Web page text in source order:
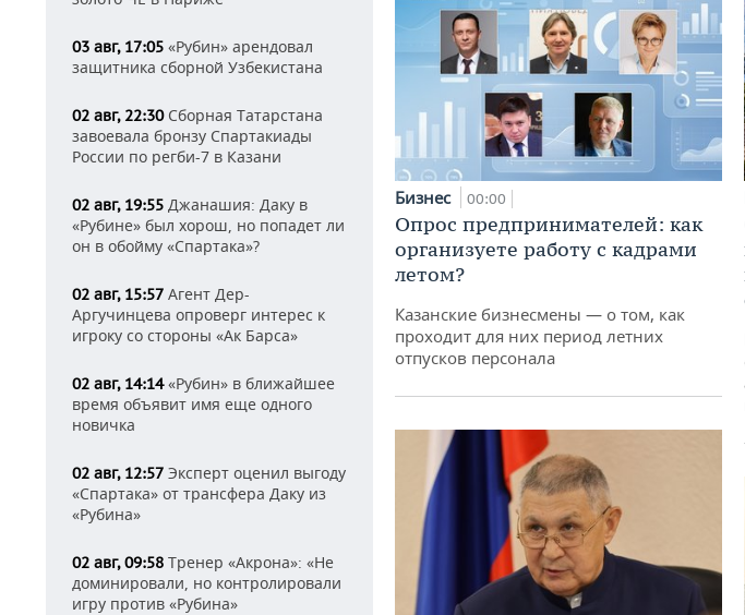
03 авг, 17:05 «Рубин» арендовал
защитника сборной Узбекистана
02 авг, 22:30Сборная Татарстана
завоевала бронзу Спартакиады
России по регби-7 в Казани
02 авг, 19:55 Джанашия: Даку в
«Рубине» был хорош, но попадет ли
он в обойму «Спартака»?
02 авг, 15:57 Агент Дер-
Аргучинцева опроверг интерес к
игроку со стороны «Ак Барса»
02 авг, 14:14«Рубин» в ближайшее
время объявит имя еще одного
новичка
02 авг, 12:57 Эксперт оценил выгоду
«Спартака» от трансфера Даку из
«Рубина»
02 авг, 09:58 Тренер «Акрона»: «Не
доминировали, но контролировали
игру против «Рубина»
Бизнес 00:00
Опрос предпринимателей: как
организуете работу с кадрами
летом?
Казанские бизнесмены — о том, как
проходит для них период летних
отпусков персонала